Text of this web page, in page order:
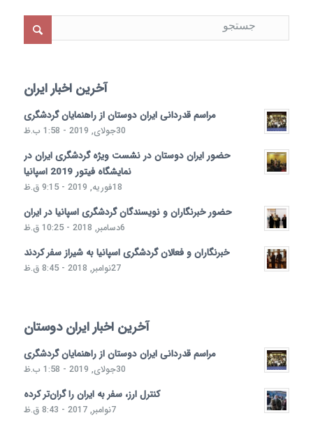
آخرین اخبار ایران
مراسم قدردانی ایران دوستان از راهنمایان گردشگری
30جولای, 2019 - 1:58 ب.ظ
حضور ایران دوستان در نشست ویژه گردشگری ایران در
نمایشگاه فیتور 2019 اسپانیا
18فوریه, 2019 - 9:15 ق.ظ
حضور خبرنگاران و نویسندگان گردشگری اسپانیا در ایران
6دسامبر, 2018 - 10:25 ق.ظ
خبرنگاران و فعالان گردشگری اسپانیا به شیراز سفر کردند
27نوامبر, 2018 - 8:45 ق.ظ
آخرین اخبار ایران دوستان
مراسم قدردانی ایران دوستان از راهنمایان گردشگری
30جولای, 2019 - 1:58 ب.ظ
کنترل ارز، سفر به ایران را گران‌تر کرده
7نوامبر, 2017 - 8:43 ق.ظ